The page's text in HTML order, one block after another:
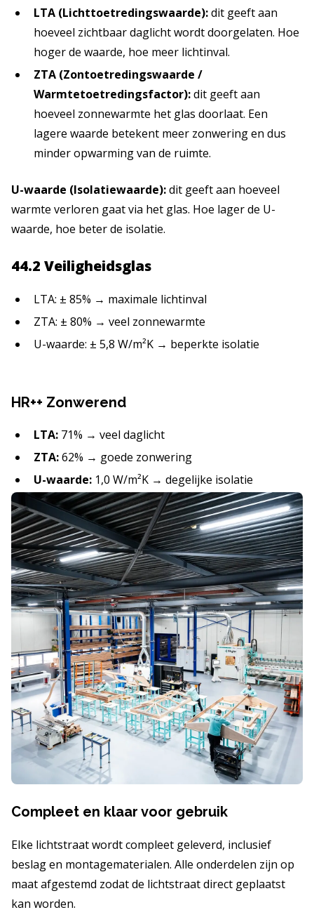
LTA (Lichttoetredingswaarde):dit geeft aan
hoeveel zichtbaar daglicht wordt doorgelaten. Hoe
hoger de waarde, hoe meer lichtinval.
ZTA (Zontoetredingswaarde /
Warmtetoetredingsfactor):dit geeft aan
hoeveel zonnewarmte het glas doorlaat. Een
lagere waarde betekent meer zonwering en dus
minder opwarming van de ruimte.
U-waarde (Isolatiewaarde):dit geeft aan hoeveel
warmte verloren gaat via het glas. Hoe lager de U-
waarde, hoe beter de isolatie.
44.2 Veiligheidsglas
LTA: ± 85% → maximale lichtinval
ZTA: ± 80% → veel zonnewarmte
U-waarde: ± 5,8 W/m²K → beperkte isolatie
HR++ Zonwerend
LTA: 71% → veel daglicht
ZTA:62% → goede zonwering
U-waarde: 1,0 W/m²K → degelijke isolatie
Compleet en klaar voor gebruik
Elke lichtstraat wordt compleet geleverd, inclusief
beslag en montagematerialen. Alle onderdelen zijn op
maat afgestemd zodat de lichtstraat direct geplaatst
kan worden.